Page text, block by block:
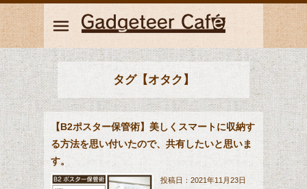
タグ【オタク】
【B2ポスター保管術】美しくスマートに収納す
る方法を思い付いたので、共有したいと思いま
す。
投稿日：2021年11月23日